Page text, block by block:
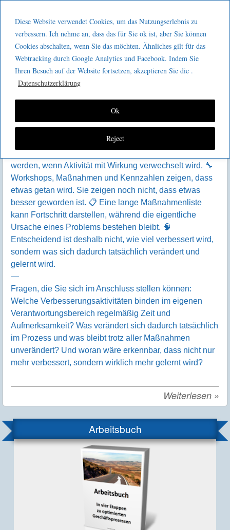
Diese Website verwendet Cookies, um das Nutzungserlebnis zu
verbessern. Ich nehme an, dass das für Sie ok ist, aber Sie können
Cookies abschalten, wenn Sie das möchten. Ähnliches gilt für das
Webtracking durch Google Analytics und Facebook. Indem Sie
Ihren Besuch auf der Website fortsetzen, akzeptieren Sie die .
Datenschutzerklärung
Reject
Ok
GeeMco :
Götz Müller
Consulting
Category Archives: Allgemein
MITTWOCH, 05.08.2026
Muda, die achte Verschwendung
V erbesserung kann selbst
werden, wenn Aktivität mit Wirkung verwechselt wird. 🔧
Workshops, Maßnahmen und Kennzahlen zeigen, dass
etwas getan wird. Sie zeigen noch nicht, dass etwas
besser geworden ist. 📋 Eine lange Maßnahmenliste
kann Fortschritt darstellen, während die eigentliche
Ursache eines Problems bestehen bleibt. 🧠
Entscheidend ist deshalb nicht, wie viel verbessert wird,
sondern was sich dadurch tatsächlich verändert und
gelernt wird.
—
Fragen, die Sie sich im Anschluss stellen können:
Welche Verbesserungsaktivitäten binden im eigenen
Verantwortungsbereich regelmäßig Zeit und
Aufmerksamkeit? Was verändert sich dadurch tatsächlich
im Prozess und was bleibt trotz aller Maßnahmen
unverändert? Und woran wäre erkennbar, dass nicht nur
mehr verbessert, sondern wirklich mehr gelernt wird?
Weiterlesen »
Arbeitsbuch